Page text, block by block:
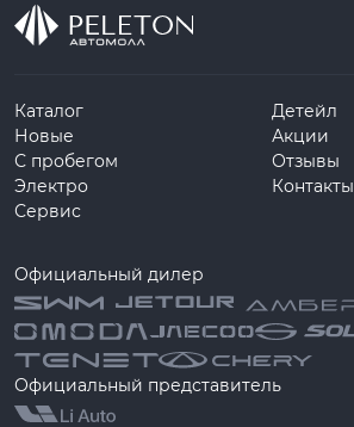
Каталог
Новые
С пробегом
Электро
Сервис
Детейл
Акции
Отзывы
Контакты
Официальный дилер
Официальный представитель